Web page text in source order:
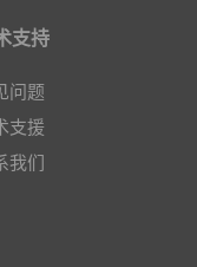
支持
问题
支援
我们